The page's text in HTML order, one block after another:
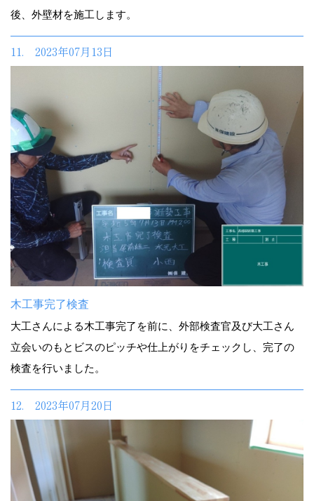
後、外壁材を施工します。
11. 2023年07月13日
木工事完了検査
大工さんによる木工事完了を前に、外部検査官及び大工さん
立会いのもとビスのピッチや仕上がりをチェックし、完了の
検査を行いました。
12. 2023年07月20日